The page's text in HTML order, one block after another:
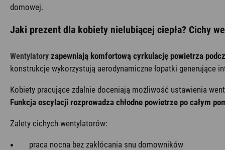
domowej.
Jaki prezent dla kobiety nielubiącej ciepła? Cichy
Wentylatory zapewniają komfortową cyrkulację powietrza
konstrukcje wykorzystują aerodynamiczne łopatki generujące
Kobiety pracujące zdalnie doceniają możliwość ustawienia
Funkcja oscylacji rozprowadza chłodne powietrze po całym
Zalety cichych wentylatorów:
praca nocna bez zakłócania snu domowników